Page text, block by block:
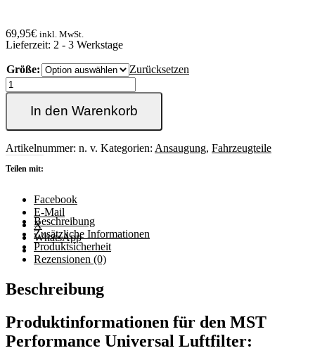
69,95€ inkl. MwSt.
Lieferzeit: 2 - 3 Werkstage
Größe:
Zurücksetzen
MST
Performance
Universal
in
versch.
Größen
Menge
In den Warenkorb
Artikelnummer: n. v. Kategorien: Ansaugung, Fahrzeugteile
Teilen mit:
Facebook
E-Mail
X
WhatsApp
Beschreibung
Zusätzliche Informationen
Produktsicherheit
Rezensionen (0)
Beschreibung
Produktinformationen für den MST
Performance Universal Luftfilter: